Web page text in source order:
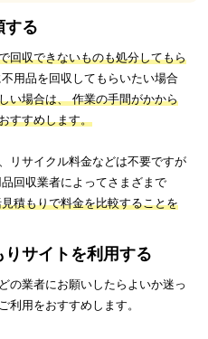
する
回収できないものも処分してもら
用品を回収してもらいたい場合
い場合は、 作業の手間がかから
すすめします。
リサイクル料金などは不要ですが
回収業者によってさまざまで
積もりで料金を比較することを
サイトを利用する
の業者にお願いしたらよいか迷っ
利用をおすすめします。